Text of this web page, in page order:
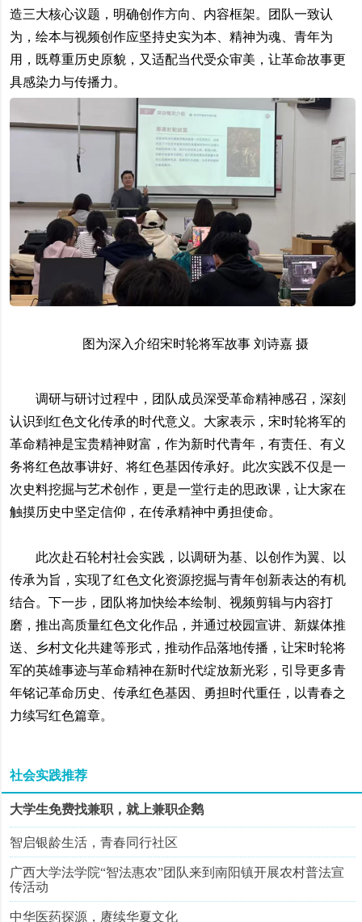
造三大核心议题，明确创作方向、内容框架。团队一致认
为，绘本与视频创作应坚持史实为本、精神为魂、青年为
用，既尊重历史原貌，又适配当代受众审美，让革命故事更
具感染力与传播力。
图为深入介绍宋时轮将军故事 刘诗嘉 摄
调研与研讨过程中，团队成员深受革命精神感召，深刻
认识到红色文化传承的时代意义。大家表示，宋时轮将军的
革命精神是宝贵精神财富，作为新时代青年，有责任、有义
务将红色故事讲好、将红色基因传承好。此次实践不仅是一
次史料挖掘与艺术创作，更是一堂行走的思政课，让大家在
触摸历史中坚定信仰，在传承精神中勇担使命。
此次赴石轮村社会实践，以调研为基、以创作为翼、以
传承为旨，实现了红色文化资源挖掘与青年创新表达的有机
结合。下一步，团队将加快绘本绘制、视频剪辑与内容打
磨，推出高质量红色文化作品，并通过校园宣讲、新媒体推
送、乡村文化共建等形式，推动作品落地传播，让宋时轮将
军的英雄事迹与革命精神在新时代绽放新光彩，引导更多青
年铭记革命历史、传承红色基因、勇担时代重任，以青春之
力续写红色篇章。
社会实践推荐
大学生免费找兼职，就上兼职企鹅
智启银龄生活，青春同行社区
广西大学法学院“智法惠农”团队来到南阳镇开展农村普法宣
传活动
中华医药探源，赓续华夏文化